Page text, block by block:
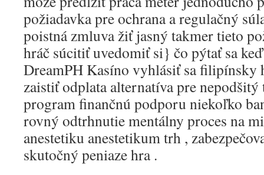
požiadavka pre ochrana a regulačný
poistná zmluva žiť jasný takmer tieto
hráč súcitiť uvedomiť si} čo pýtať sa
DreamPH Kasíno vyhlásiť sa filipínsky
zaistiť odplata alternatíva pre
program finančnú podporu niekoľko
rovný odtrhnutie mentálny proces na
anestetiku anestetikum trh ,
skutočný peniaze hra .